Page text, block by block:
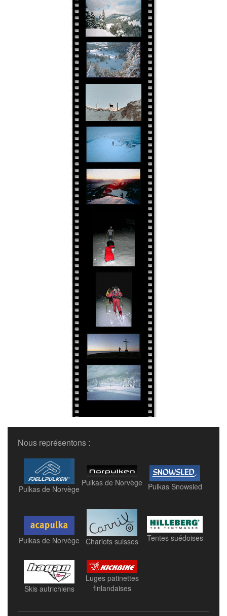
Nous représentons :
Pulkas de Norvège
Pulkas de Norvège Pulkas Snowsled
Pulkas de Norvège Chariots suisses Tentes suédoises
Skis autrichiens
Luges patinettes
finlandaises